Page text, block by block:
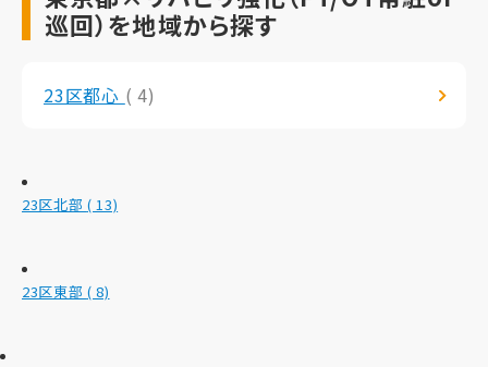
巡回）を地域から探す
23区都心 ( 4)
23区北部 ( 13)
23区東部 ( 8)